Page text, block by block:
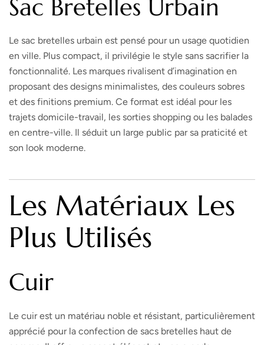
Sac Bretelles Urbain
Le sac bretelles urbain est pensé pour un usage quotidien
en ville. Plus compact, il privilégie le style sans sacrifier la
fonctionnalité. Les marques rivalisent d’imagination en
proposant des designs minimalistes, des couleurs sobres
et des finitions premium. Ce format est idéal pour les
trajets domicile-travail, les sorties shopping ou les balades
en centre-ville. Il séduit un large public par sa praticité et
son look moderne.
Les Matériaux Les
Plus Utilisés
Cuir
Le cuir est un matériau noble et résistant, particulièrement
apprécié pour la confection de sacs bretelles haut de